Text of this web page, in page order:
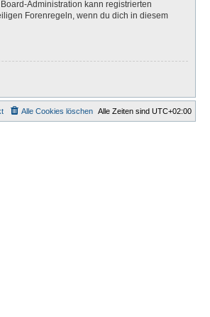
Administration kann registrierten
Forenregeln, wenn du dich in diesem
Alle Zeiten sind UTC+02:00
Alle Cookies löschen